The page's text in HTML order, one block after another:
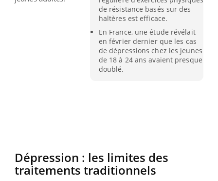
de résistance basés sur des
haltères est efficace.
En France, une étude révélait
en février dernier que les cas
de dépressions chez les jeunes
de 18 à 24 ans avaient presque
doublé.
Dépression : les limites des
traitements traditionnels